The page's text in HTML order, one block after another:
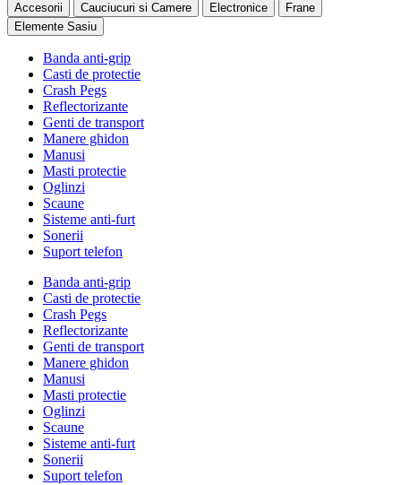
Accesorii Cauciucuri si Camere Electronice
Frane
Elemente Sasiu
Banda anti-grip
Casti de protectie
Crash Pegs
Reflectorizante
Genti de transport
Manere ghidon
Manusi
Masti protectie
Oglinzi
Scaune
Sisteme anti-furt
Sonerii
Suport telefon
Banda anti-grip
Casti de protectie
Crash Pegs
Reflectorizante
Genti de transport
Manere ghidon
Manusi
Masti protectie
Oglinzi
Scaune
Sisteme anti-furt
Sonerii
Suport telefon